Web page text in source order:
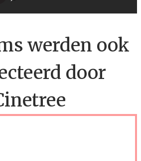
werden ook
door